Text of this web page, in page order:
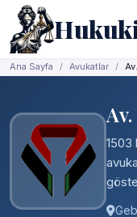
Ana Sayfa Avukatlar
1503